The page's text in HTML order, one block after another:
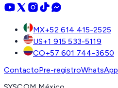
MX+52 614 415-2525
US+1 915 533-5119
CO+57 601 744-3650
ContactoPre-registroWhatsApp